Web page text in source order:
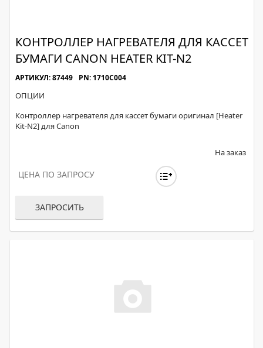
КОНТРОЛЛЕР НАГРЕВАТЕЛЯ ДЛЯ КАССЕТ
БУМАГИ CANON HEATER KIT-N2
АРТИКУЛ: 87449 PN: 1710C004
ОПЦИИ
Контроллер нагревателя для кассет бумаги оригинал [Heater
Kit-N2] для Canon
На заказ
ЦЕНА ПО ЗАПРОСУ
ЗАПРОСИТЬ